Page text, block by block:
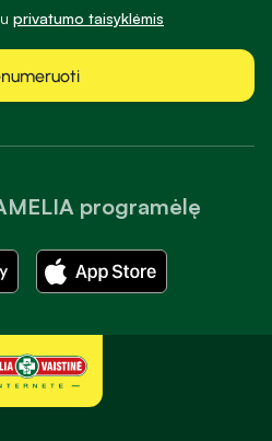
programėlę
privatumo taisyklėmis